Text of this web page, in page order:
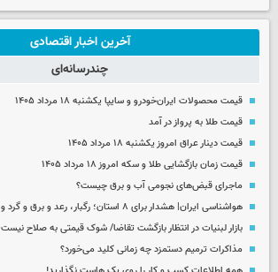
آخرین اخبار اقتصادی
چندرسانه‌ای
قیمت محصولات ایران‌خودرو و سایپا یکشنبه ۱۸ مرداد ۱۴۰۵
قیمت طلا به پرواز در آمد
قیمت دینار عراق امروز یکشنبه ۱۸ مرداد ۱۴۰۵
قیمت زمان بازگشایی طلا و سکه امروز ۱۸ مرداد ۱۴۰۵
ماجرای قبض‌های نجومی آب و برق چیست؟
هواشناسی ایران| هشدار برای ۸ استان؛ رگبار، رعد و برق و گرد و خاک در راه است
بازار لبنیات در انتظار بازگشت تقاضا/ شوک قیمتی به صلاح نیست
مذاکرات ترمیم دستمزد چه زمانی کلید می‌خورد؟